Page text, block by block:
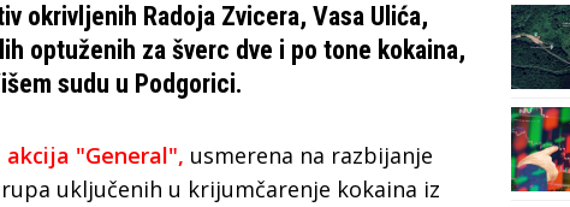
okrivljenih Radoja Zvicera, Vasa Ulića,
optuženih za šverc dve i po tone kokaina,
sudu u Podgorici.
akcija "General", usmerena na razbijanje
uključenih u krijumčarenje kokaina iz